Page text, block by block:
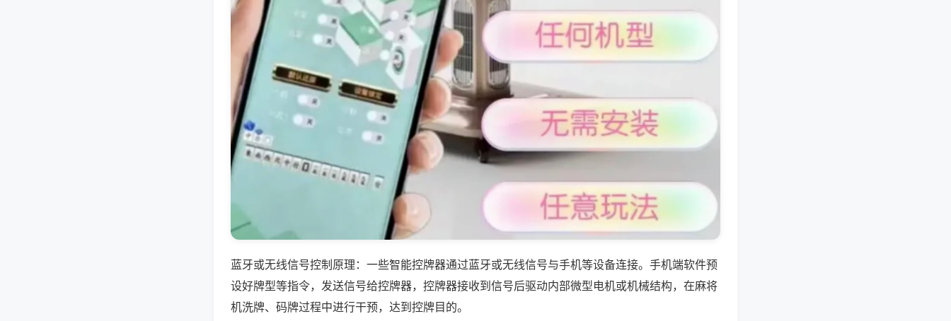
蓝牙或无线信号控制原理：一些智能控牌器通过蓝牙或无线信号与手机等设备连接。手机端软件预
设好牌型等指令，发送信号给控牌器，控牌器接收到信号后驱动内部微型电机或机械结构，在麻将
机洗牌、码牌过程中进行干预，达到控牌目的。